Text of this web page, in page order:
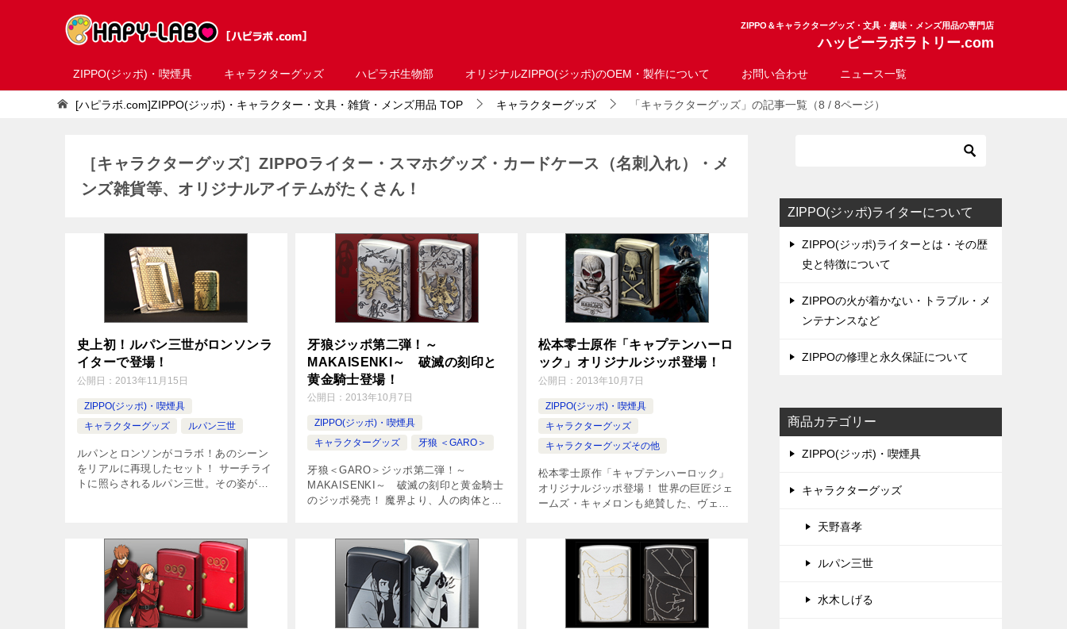
ZIPPO＆キャラクターグッズ・文具・趣味・メンズ用品の専門店
ハッピーラボラトリー.com
ZIPPO(ジッポ)・喫煙具 キャラクターグッズ ハピラボ生物部 オリジナルZIPPO(ジッポ)のOEM・製作について お問い合わせ ニュース一覧
[ハピラボ.com]ZIPPO(ジッポ)・キャラクター・文具・雑貨・メンズ用品 TOP キャラクターグッズ 「キャラクターグッズ」の記事一覧（8 / 8ページ）
［キャラクターグッズ］ZIPPOライター・スマホグッズ・カードケース（名刺入れ）・メ
ンズ雑貨等、オリジナルアイテムがたくさん！
史上初！ルパン三世がロンソンラ
イターで登場！
公開日： 2013年11月15日
ZIPPO(ジッポ)・喫煙具
キャラクターグッズ
ルパン三世
ルパンとロンソンがコラボ！あのシーン
をリアルに再現したセット！ サーチライ
トに照らされるルパン三世。その姿が暗
牙狼ジッポ第二弾！～
MAKAISENKI～ 破滅の刻印と
黄金騎士登場！
公開日：2013年10月7日
ZIPPO(ジッポ)・喫煙具
キャラクターグッズ
牙狼 ＜GARO＞
牙狼＜GARO＞ジッポ第二弾！～
MAKAISENKI～ 破滅の刻印と黄金騎士
のジッポ発売！ 魔界より、人の肉体と魂
あった。なかでも「牙狼（ガロ）」は
松本零士原作「キャプテンハーロ
ック」オリジナルジッポ登場！
公開日： 2013年10月7日
ZIPPO(ジッポ)・喫煙具
キャラクターグッズ
キャラクターグッズその他
松本零士原作「キャプテンハーロック」
オリジナルジッポ登場！ 世界の巨匠ジェ
ームズ・キャメロンも絶賛した、ヴェネ
ナルジッポライターの登場です。 アルカ
ZIPPO(ジッポ)ライターについて
ZIPPO(ジッポ)ライターとは・その歴
史と特徴について
ZIPPOの火が着かない・トラブル・メ
ンテナンスなど
ZIPPOの修理と永久保証について
商品カテゴリー
ZIPPO(ジッポ)・喫煙具
キャラクターグッズ
天野喜孝
ルパン三世
水木しげる